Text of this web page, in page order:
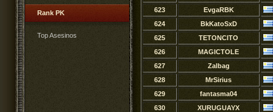
Rank PK
Top Asesinos
623
EvgaRBK
624
BkKatoSxD
625
TETONCITO
626
MAGICTOLE
627
Zalbag
628
MrSirius
629
fantasma04
630
XURUGUAYX